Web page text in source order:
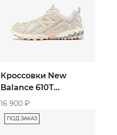
Кроссовки New
Balance 610T
«Urbancore»
16 900 ₽
ПОД ЗАКАЗ